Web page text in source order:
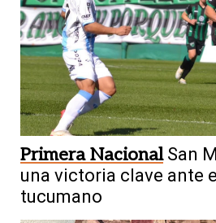
Primera Nacional San
una victoria clave ante
tucumano